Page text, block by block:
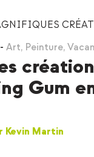
- Art, Peinture,
Gum
Kevin Martin